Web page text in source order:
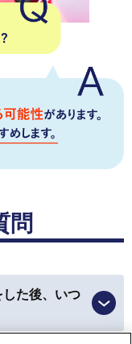
毎年年会費を払っ
女性
にしています。
シです。
物ができました！
問
た後、いつ